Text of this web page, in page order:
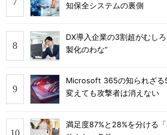
知保全システムの裏側
DX導入企業の3割超がむし
製化のわな”
Microsoft 365の知られざ
変えても攻撃者は消えない
満足度87%と28%を分ける